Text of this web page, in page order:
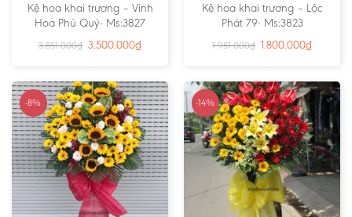
Kệ hoa khai trương – Vinh
Hoa Phú Quý- Ms:3827
3.851.000₫ 3.500.000₫
Kệ hoa khai trương – Lộc
Phát 79- Ms:3823
1.951.000₫ 1.800.000₫
-8% -14%